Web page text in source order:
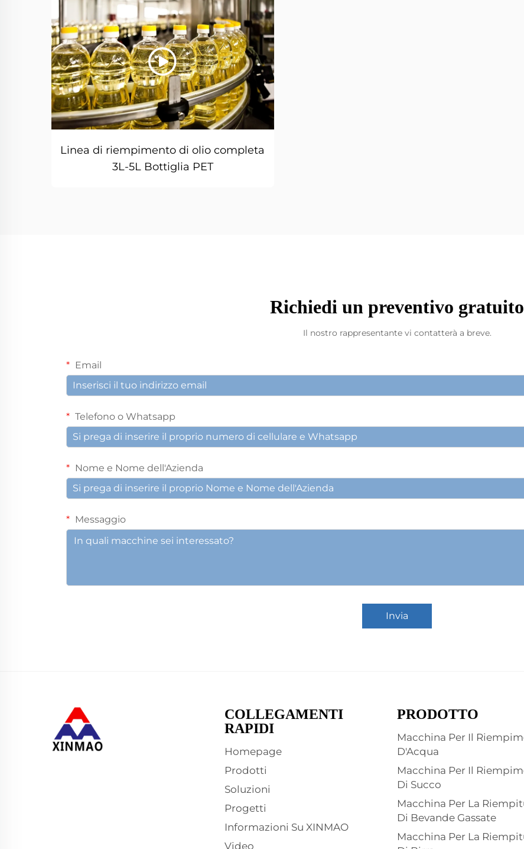
Linea di riempimento di olio completa
3L-5L Bottiglia PET
Richiedi un preventivo gratuito
Il nostro rappresentante vi contatterà a breve.
Email
Telefono o Whatsapp
Nome e Nome dell'Azienda
Messaggio
Invia
COLLEGAMENTI
RAPIDI
Homepage
Prodotti
Soluzioni
Progetti
Informazioni Su XINMAO
Video
PRODOTTO
Macchina Per Il
D'Acqua
Macchina Per Il
Di Succo
Macchina Per La
Di Bevande Gassate
Macchina Per La